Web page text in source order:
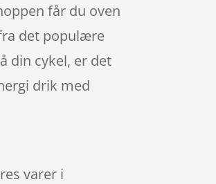
får du oven
det populære
din cykel, er det
drik med
varer i